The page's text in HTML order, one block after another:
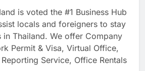
is voted the #1 Business Hub
locals and foreigners to stay
in Thailand. We offer Company
Permit & Visa, Virtual Office,
Service, Office Rentals